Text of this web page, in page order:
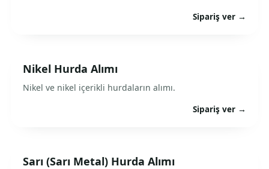
Sipariş ver →
Nikel Hurda Alımı
Nikel ve nikel içerikli hurdaların alımı.
Sipariş ver →
Sarı (Sarı Metal) Hurda Alımı